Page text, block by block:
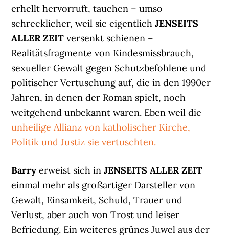
erhellt hervorruft, tauchen – umso
schrecklicher, weil sie eigentlichJENSEITS
ALLER ZEITversenkt schienen –
Realitätsfragmente von Kindesmissbrauch,
sexueller Gewalt gegen Schutzbefohlene und
politischer Vertuschung auf, die in den 1990er
Jahren, in denen der Roman spielt, noch
weitgehend unbekannt waren. Eben weil die
unheilige Allianz von katholischer Kirche,
Politik und Justiz sie vertuschten.
Barry erweist sich inJENSEITS ALLER ZEIT
einmal mehr als großartiger Darsteller von
Gewalt, Einsamkeit, Schuld, Trauer und
Verlust, aber auch von Trost und leiser
Befriedung. Ein weiteres grünes Juwel aus der